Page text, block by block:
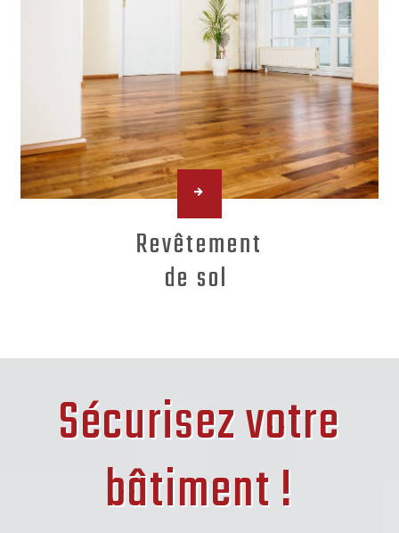
Revêtement
de sol
Sécurisez votre
bâtiment !